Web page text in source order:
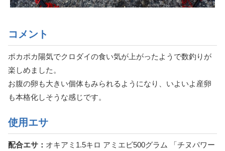
コメント
ポカポカ陽気でクロダイの食い気が上がったようで数釣りが
楽しめました。
お腹の卵も大きい個体もみられるようになり、いよいよ産卵
も本格化しそうな感じです。
使用エサ
配合エサ： オキアミ1.5キロ アミエビ500グラム 「チヌパワー